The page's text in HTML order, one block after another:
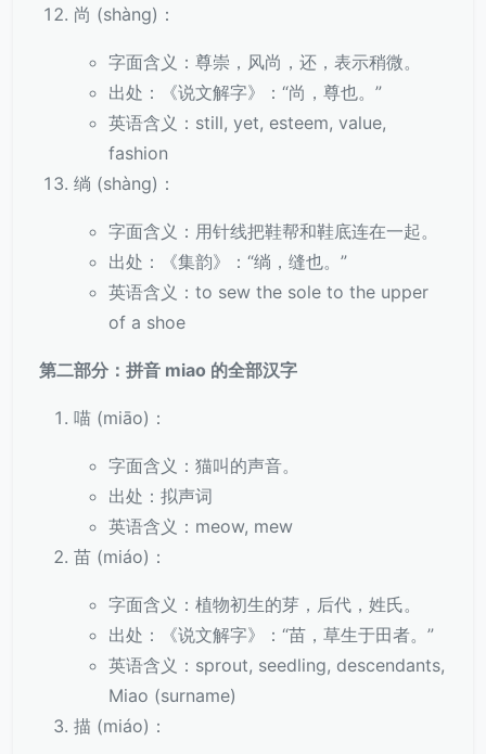
尚 (shàng)：
字面含义：尊崇，风尚，还，表示稍微。
出处：《说文解字》：“尚，尊也。”
英语含义：still, yet, esteem, value,
fashion
绱 (shàng)：
字面含义：用针线把鞋帮和鞋底连在一起。
出处：《集韵》：“绱，缝也。”
英语含义：to sew the sole to the upper
of a shoe
第二部分：拼音 miao 的全部汉字
喵 (miāo)：
字面含义：猫叫的声音。
出处：拟声词
英语含义：meow, mew
苗 (miáo)：
字面含义：植物初生的芽，后代，姓氏。
出处：《说文解字》：“苗，草生于田者。”
英语含义：sprout, seedling, descendants,
Miao (surname)
描 (miáo)：